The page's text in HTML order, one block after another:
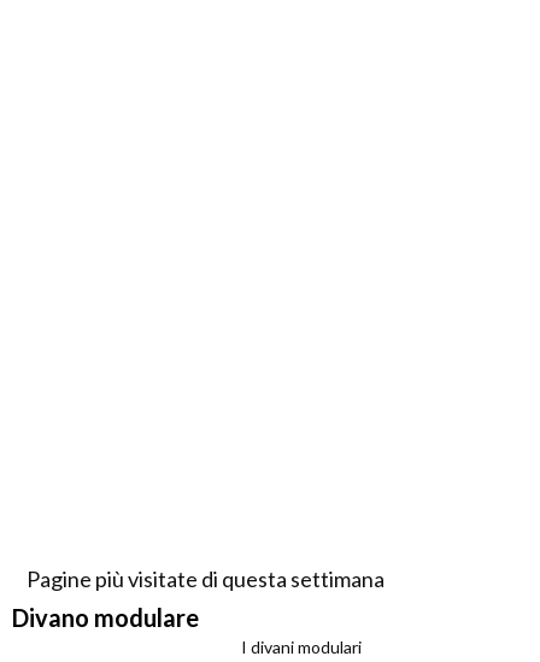
Pagine più visitate di questa settimana
Divano modulare
I divani modulari